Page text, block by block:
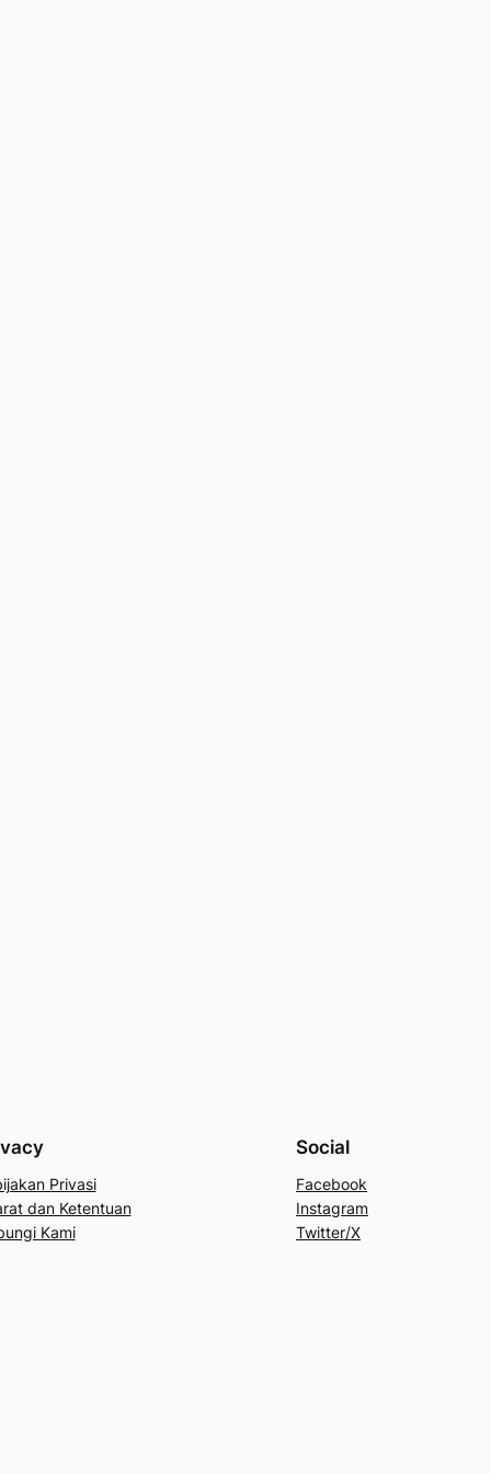
Privasi
dan Ketentuan
Kami
Social
Facebook
Instagram
Twitter/X